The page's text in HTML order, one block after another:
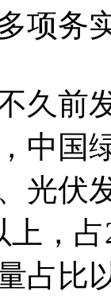
项务
前发
中国
光伏
上，
占比